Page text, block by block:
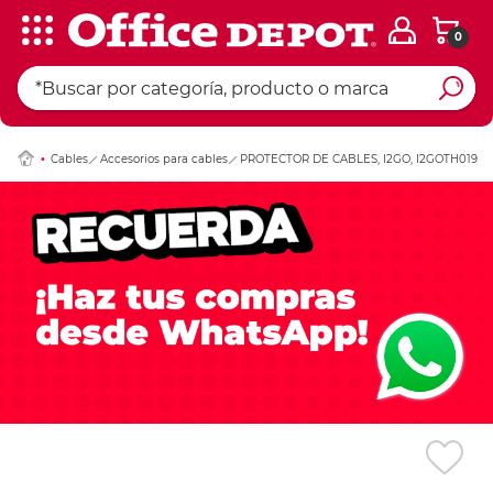
0
Cables Accesorios para cables PROTECTOR DE CABLES, I2GO, I2GOTH019
Ingresar Codigo